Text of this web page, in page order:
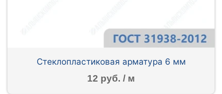
Стеклопластиковая арматура 6 мм
12 руб. / м